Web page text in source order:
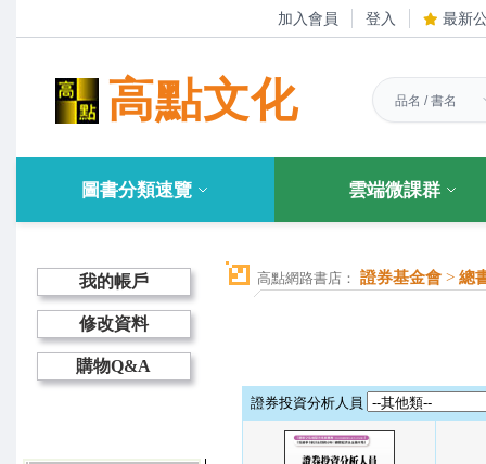
加入會員 登入 最新
高點文化
圖書分類速覽 雲端微課群
我的帳戶
修改資料
購物Q&A
高點網路書店： 證券基金會 > 總
證券投資分析人員